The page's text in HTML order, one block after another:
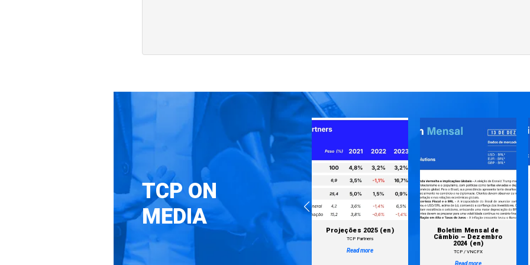
TCP ON
MEDIA
Boletim Mensal de
Câmbio – Janeiro 2025
TCP / VNCFX
Projeções 2025 (en)
TCP Partners
Read more
Boletim Mensal de
Câmbio – Dezembro
2024 (en)
TCP / VNCFX